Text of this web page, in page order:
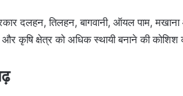
दलहन, तिलहन, बागवानी, ऑयल पाम,
कृषि क्षेत्र को अधिक स्थायी बनाने की कोशिश